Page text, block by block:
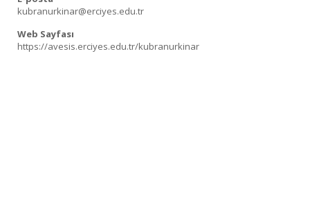
kubranurkinar@erciyes.edu.tr
Web Sayfası
https://avesis.erciyes.edu.tr/kubranurkinar